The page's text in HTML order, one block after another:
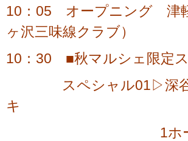
10：05 オープニング 津
ヶ沢三味線クラブ）
10：30 ■秋マルシェ限定
スペシャル01▷深谷の
キ
1ホール 2,500